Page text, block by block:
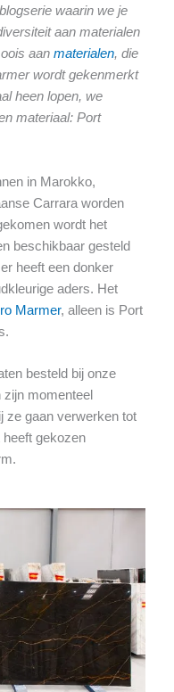
waarin we je
aan materialen
aanmaterialen, die
wordt gekenmerkt
heen lopen, we
materiaal: Port
in Marokko,
Carrara worden
wordt het
beschikbaar gesteld
heeft een donker
aders. Het
Marmer, alleen is Port
besteld bij onze
momenteel
ze gaan verwerken tot
gekozen